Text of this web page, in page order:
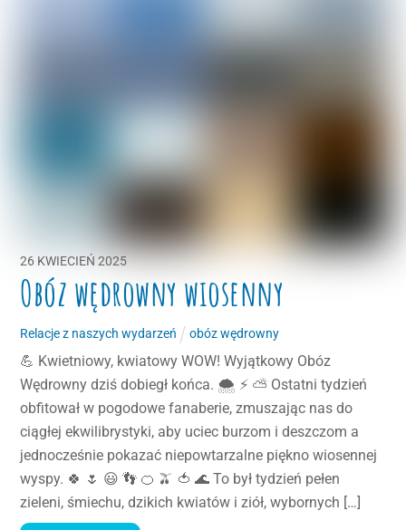
26 KWIECIEŃ 2025
Obóz wędrowny wiosenny
Relacje z naszych wydarzeń obóz wędrowny
💪 Kwietniowy, kwiatowy WOW! Wyjątkowy Obóz
Wędrowny dziś dobiegł końca. 🌨 ⚡ ⛅ Ostatni tydzień
obfitował w pogodowe fanaberie, zmuszając nas do
ciągłej ekwilibrystyki, aby uciec burzom i deszczom a
jednocześnie pokazać niepowtarzalne piękno wiosennej
wyspy. 🍀 🌷 😃 👣 🍊 🫒 🍅 🌊 To był tydzień pełen
zieleni, śmiechu, dzikich kwiatów i ziół, wybornych […]